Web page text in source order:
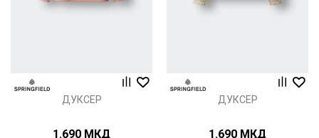
ДУКСЕР
1.690 МКД
ДУКСЕР
1.690 МКД